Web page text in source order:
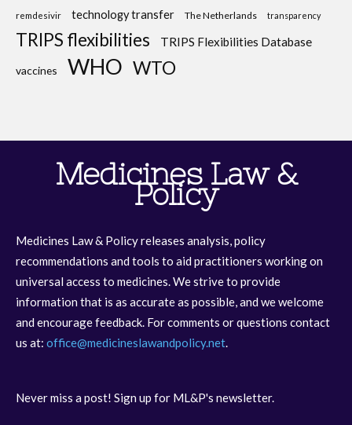
remdesivir technology transfer The Netherlands transparency
TRIPS flexibilities TRIPS Flexibilities Database
vaccines WHO WTO
Medicines Law &
Policy
Medicines Law & Policy releases analysis, policy
recommendations and tools to aid practitioners working on
universal access to medicines. We strive to provide
information that is as accurate as possible, and we welcome
and encourage feedback. For comments or questions contact
us at: office@medicineslawandpolicy.net.
Never miss a post! Sign up for ML&P's newsletter.